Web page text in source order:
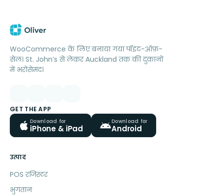
WooCommerce के लिए बनाया गया पॉइंट-ऑफ़-
सेल। St. John’s से लेकर Auckland तक की दुकानों
में भरोसेमंद।
GET THE APP
Download for
iPhone & iPad
Download for
Android
उत्पाद
POS रजिस्टर
भुगतान